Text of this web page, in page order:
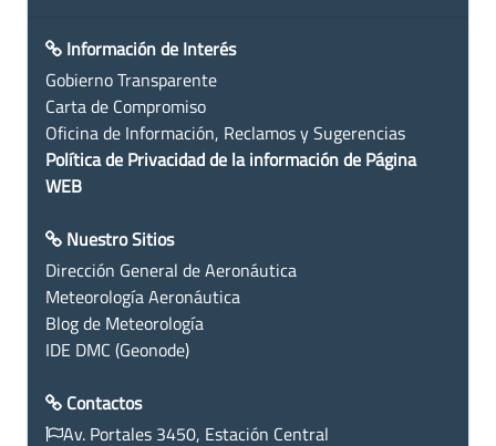
Información de Interés
Gobierno Transparente
Carta de Compromiso
Oficina de Información, Reclamos y Sugerencias
Política de Privacidad de la información de Página
WEB
Nuestro Sitios
Dirección General de Aeronáutica
Meteorología Aeronáutica
Blog de Meteorología
IDE DMC (Geonode)
Contactos
Av. Portales 3450, Estación Central